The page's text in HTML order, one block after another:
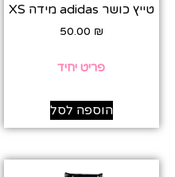
טייץ כושר adidas מידה XS
50.00 ₪
פריט יחיד
הוספה לסל